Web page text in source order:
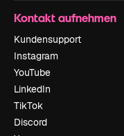
Kontakt aufnehmen
Kundensupport
Instagram
YouTube
LinkedIn
TikTok
Discord